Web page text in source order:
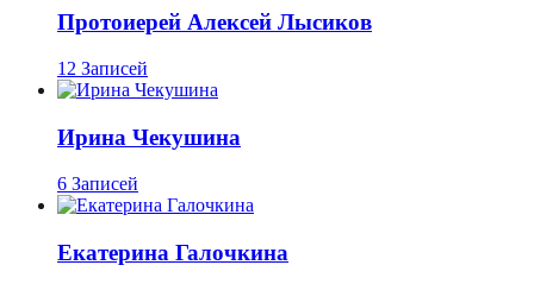
Протоиерей Алексей Лысиков
12 Записей
Ирина Чекушина
6 Записей
Екатерина Галочкина